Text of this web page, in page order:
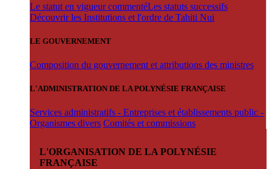
Le statut en vigueur commentéLes statuts successifs
Découvrir les Institutions et l'ordre de Tahiti Nui
LE GOUVERNEMENT
Composition du gouvernement et attributions des ministres
L'ADMINISTRATION DE LA POLYNÉSIE FRANÇAISE
Services administratifs - Entreprises et établissements public -
Organismes divers Comités et commissions
L'ORGANISATION DE LA POLYNÉSIE
FRANÇAISE